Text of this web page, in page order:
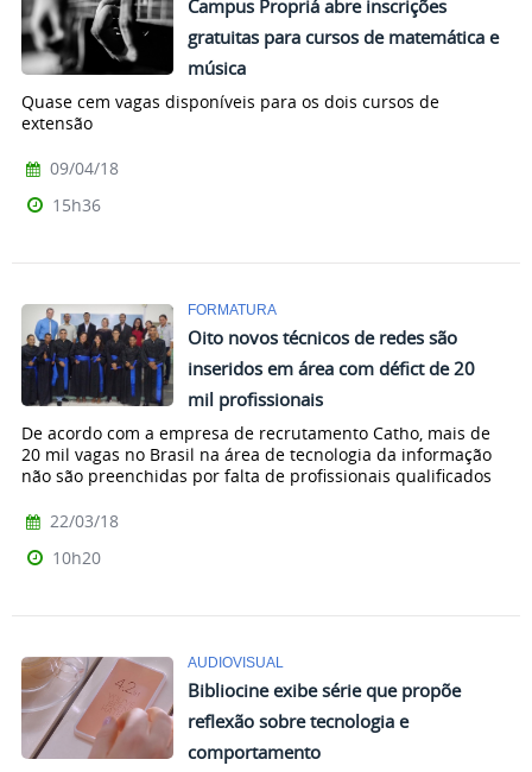
Campus Propriá abre inscrições
gratuitas para cursos de matemática e
música
Quase cem vagas disponíveis para os dois cursos de
extensão
09/04/18
15h36
FORMATURA
Oito novos técnicos de redes são
inseridos em área com défict de 20
mil profissionais
De acordo com a empresa de recrutamento Catho, mais de
20 mil vagas no Brasil na área de tecnologia da informação
não são preenchidas por falta de profissionais qualificados
22/03/18
10h20
AUDIOVISUAL
Bibliocine exibe série que propõe
reflexão sobre tecnologia e
comportamento